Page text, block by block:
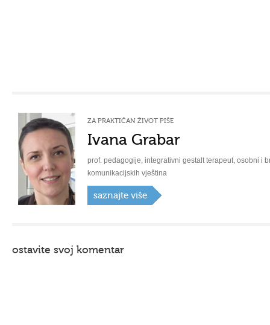
ZA PRAKTIČAN ŽIVOT PIŠE
Ivana Grabar
prof. pedagogije, integrativni gestalt terapeut, osobni i
komunikacijskih vještina
saznajte više
ostavite svoj komentar